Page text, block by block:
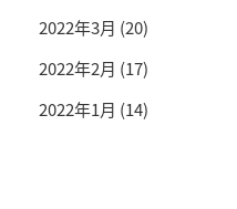
2022年3月 (20)
2022年2月 (17)
2022年1月 (14)